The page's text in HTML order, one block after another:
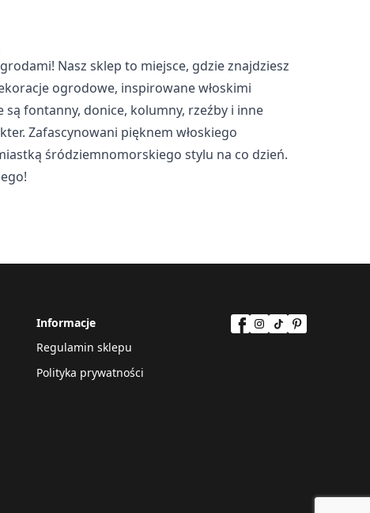
Nasz sklep to miejsce, gdzie znajdziesz
ogrodowe, inspirowane włoskimi
fontanny, donice, kolumny, rzeźby i inne
Zafascynowani pięknem włoskiego
śródziemnomorskiego stylu na co dzień.
Informacje
Regulamin sklepu
Polityka prywatności